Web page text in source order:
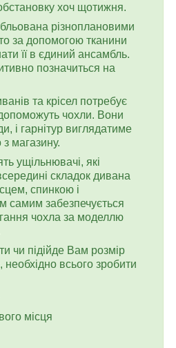
хоч щотижня.
різноплановими
за допомогою тканини
її в єдиний ансамбль.
позначиться на
та крісел потребує
чохли. Вони
і гарнітур виглядатиме
магазину.
ущільнювачі, які
складок дивана
спинкою і
самим забезпечується
чохла за моделлю
чи підійде Вам розмір
необхідно всього зробити
місця